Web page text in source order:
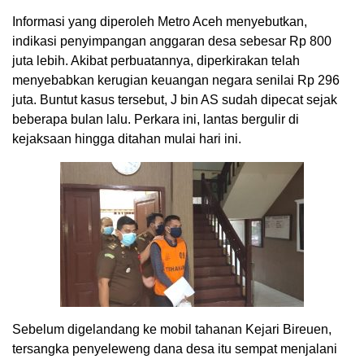
Informasi yang diperoleh Metro Aceh menyebutkan,
indikasi penyimpangan anggaran desa sebesar Rp 800
juta lebih. Akibat perbuatannya, diperkirakan telah
menyebabkan kerugian keuangan negara senilai Rp 296
juta. Buntut kasus tersebut, J bin AS sudah dipecat sejak
beberapa bulan lalu. Perkara ini, lantas bergulir di
kejaksaan hingga ditahan mulai hari ini.
Sebelum digelandang ke mobil tahanan Kejari Bireuen,
tersangka penyeleweng dana desa itu sempat menjalani